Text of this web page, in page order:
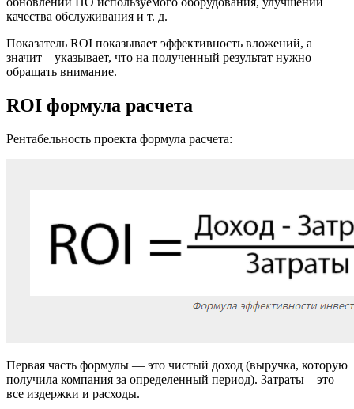
качества обслуживания и т. д.
Показатель ROI показывает эффективность вложений, а
значит – указывает, что на полученный результат нужно
обращать внимание.
ROI формула расчета
Рентабельность проекта формула расчета:
Первая часть формулы — это чистый доход (выручка, которую
получила компания за определенный период). Затраты – это
все издержки и расходы.